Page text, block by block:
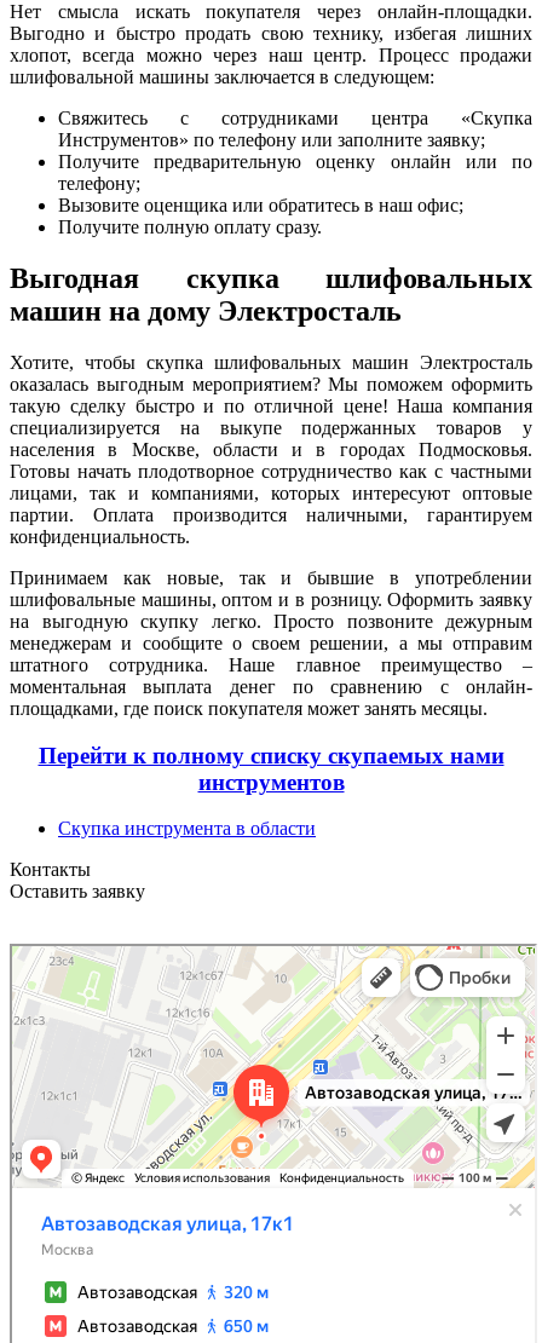
Нет смысла искать покупателя через онлайн-площадки.
Выгодно и быстро продать свою технику, избегая лишних
хлопот, всегда можно через наш центр. Процесс продажи
шлифовальной машины заключается в следующем:
Свяжитесь с сотрудниками центра «Скупка
Инструментов» по телефону или заполните заявку;
Получите предварительную оценку онлайн или по
телефону;
Вызовите оценщика или обратитесь в наш офис;
Получите полную оплату сразу.
Выгодная скупка шлифовальных
машин на дому Электросталь
Хотите, чтобы скупка шлифовальных машин Электросталь
оказалась выгодным мероприятием? Мы поможем оформить
такую сделку быстро и по отличной цене! Наша компания
специализируется на выкупе подержанных товаров у
населения в Москве, области и в городах Подмосковья.
Готовы начать плодотворное сотрудничество как с частными
лицами, так и компаниями, которых интересуют оптовые
партии. Оплата производится наличными, гарантируем
конфиденциальность.
Принимаем как новые, так и бывшие в употреблении
шлифовальные машины, оптом и в розницу. Оформить заявку
на выгодную скупку легко. Просто позвоните дежурным
менеджерам и сообщите о своем решении, а мы отправим
штатного сотрудника. Наше главное преимущество –
моментальная выплата денег по сравнению с онлайн-
площадками, где поиск покупателя может занять месяцы.
Перейти к полному списку скупаемых нами
инструментов
Скупка инструмента в области
Контакты
Оставить заявку